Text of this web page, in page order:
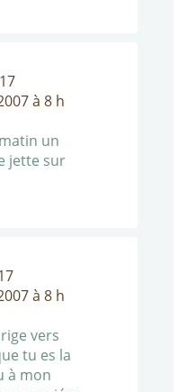
17
à 8 h
un
jette sur
à 8 h
vers
tu es la
à mon